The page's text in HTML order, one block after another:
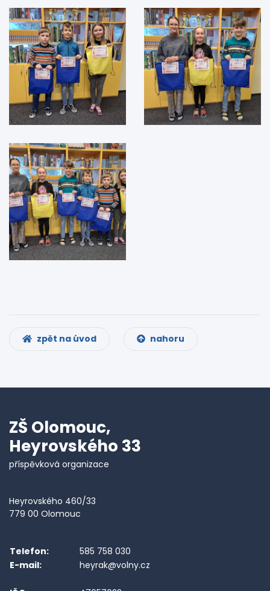
zpět na úvod nahoru
ZŠ Olomouc,
Heyrovského 33
příspěvková organizace
Heyrovského 460/33
779 00 Olomouc
Telefon:
585 758 030
E-mail:
heyrak@volny.cz